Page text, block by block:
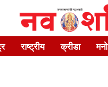
राष्ट्रीय क्रीडा